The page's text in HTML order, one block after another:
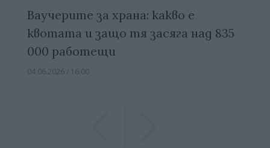
Ваучерите за храна: какво е
квотата и защо тя засяга над 835
000 работещи
04.06.2026 / 16:00